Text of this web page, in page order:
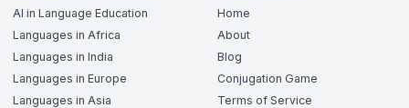
AI in Language Education
Languages in Africa
Languages in India
Languages in Europe
Languages in Asia
Home
About
Blog
Conjugation Game
Terms of Service